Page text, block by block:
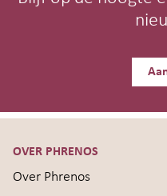
OVER PHRENOS
Over Phrenos